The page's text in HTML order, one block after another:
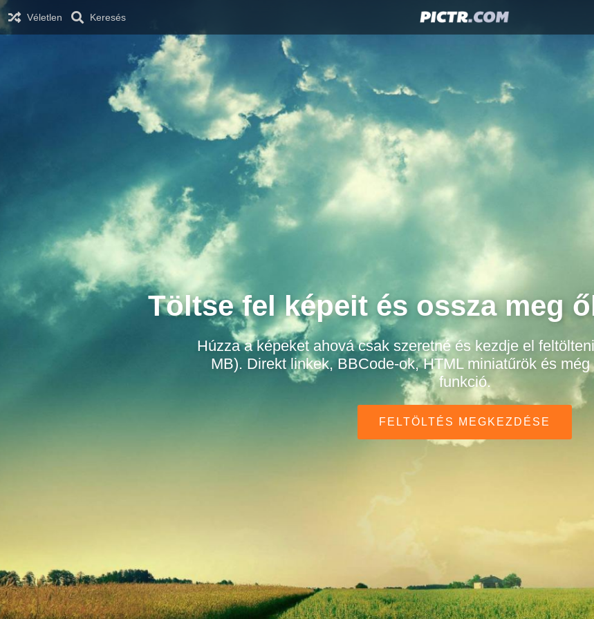
Véletlen Keresés
Töltse fel képeit és ossza meg
Húzza a képeket ahová csak szeretné és kezdje el
MB). Direkt linkek, BBCode-ok, HTML miniatűrök és
funkció.
FELTÖLTÉS MEGKEZDÉSE